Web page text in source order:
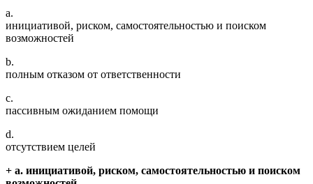
a.
инициативой, риском, самостоятельностью и поиском
возможностей
b.
полным отказом от ответственности
c.
пассивным ожиданием помощи
d.
отсутствием целей
+ a. инициативой, риском, самостоятельностью и поиском